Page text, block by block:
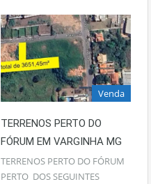
Venda
TERRENOS PERTO DO
FÓRUM EM VARGINHA MG
TERRENOS PERTO DO FÓRUM
PERTO DOS SEGUINTES